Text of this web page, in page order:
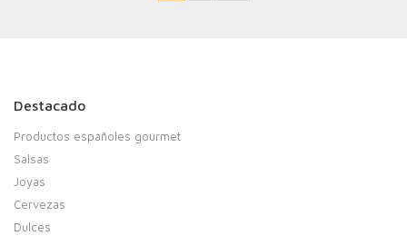
Destacado
Productos españoles gourmet
Salsas
Joyas
Cervezas
Dulces